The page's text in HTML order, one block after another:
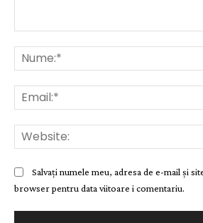
Salvați numele meu, adresa de e-mail și
browser pentru data viitoare i comentariu.